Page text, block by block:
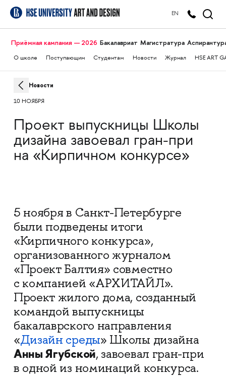
EN
Приёмная кампания — 2026 Бакалавриат Магистратура
О школе Поступающим Студентам Новости Журнал HSE ART
Новости
10 НОЯБРЯ
Проект выпускницы Школы
дизайна завоевал гран-при
на «Кирпичном конкурсе»
5 ноября в Санкт-Петербурге
были подведены итоги
«Кирпичного конкурса»,
организованного журналом
«Проект Балтия» совместно
с компанией «АРХИТАЙЛ».
Проект жилого дома, созданный
командой выпускницы
бакалаврского направления
«Дизайн среды» Школы дизайна
Анны Ягубской, завоевал гран-при
в одной из номинаций конкурса.